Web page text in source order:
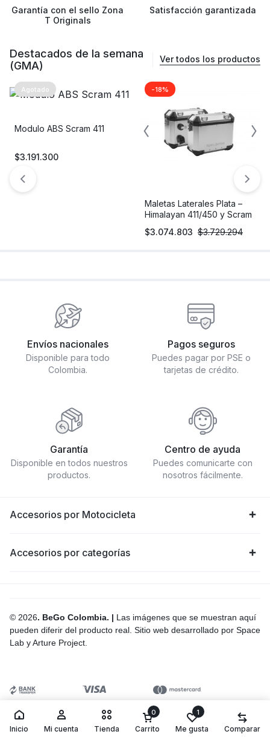
Garantía con el sello Zona
T Originals
Satisfacción garantizada
Destacados de la semana
(GMA)
Ver todos los productos
Agotado
Modulo ABS Scram 411
$3.191.300
-18%
Maletas Laterales Plata –
Himalayan 411/450 y Scram
$3.729.294
$3.074.803
Envíos nacionales
Disponible para todo
Colombia.
Pagos seguros
Puedes pagar por PSE o
tarjetas de crédito.
Garantía
Disponible en todos nuestros
productos.
Centro de ayuda
Puedes comunicarte con
nosotros fácilmente.
Accesorios por Motocicleta
Accesorios por categorías
© 2026. BeGo Colombia. | Las imágenes que se muestran aquí
pueden diferir del producto real. Sitio web desarrollado por Space
Lab y Arture Project.
Inicio Mi cuenta Tienda
0
Carrito
1
Me gusta Comparar